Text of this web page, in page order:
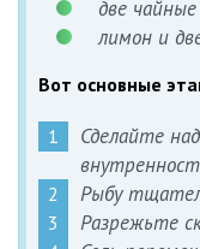
две
лимон и
Вот основные
Сделайте
Рыбу
Разрежьте